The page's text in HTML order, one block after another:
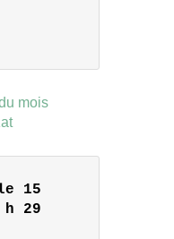
mois
le 15
h 29